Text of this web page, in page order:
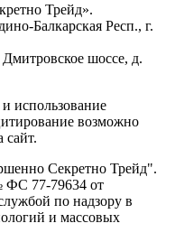
Трейд».
Балкарская Респ., г.
шоссе, д.
использование
возможно
сайт.
Секретно Трейд".
ФС 77-79634 от
по надзору в
и массовых